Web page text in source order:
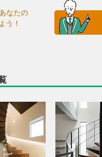
なたの
う！